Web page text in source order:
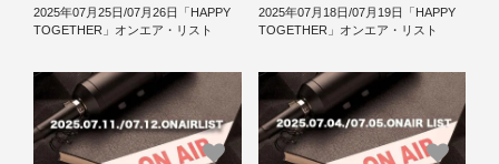
2025年07月25日/07月26日「HAPPY
TOGETHER」オンエア・リスト
2025年07月18日/07月19日「HAPPY
TOGETHER」オンエア・リスト